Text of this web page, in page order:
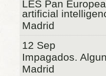
LES Pan
artificial
Madrid
12 Sep
Impagados.
Madrid